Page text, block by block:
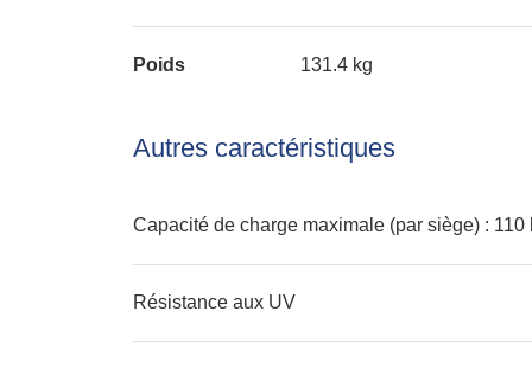
Poids 131.4 kg
Autres caractéristiques
Capacité de charge maximale (par siège) : 110
Résistance aux UV